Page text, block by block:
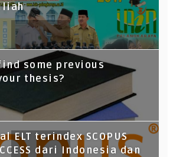
some previous
thesis?
ELT terindex SCOPUS
dari Indonesia dan